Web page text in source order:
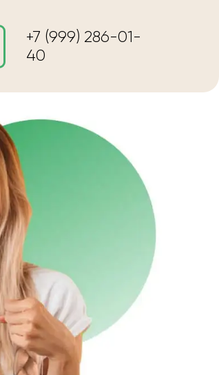
+7 (999) 286-01-
40